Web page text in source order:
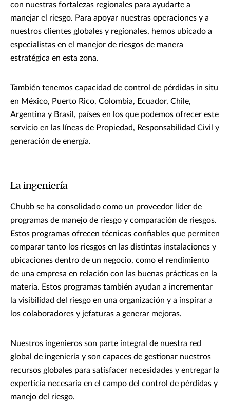
con nuestras fortalezas regionales para ayudarte a
manejar el riesgo. Para apoyar nuestras operaciones y a
nuestros clientes globales y regionales, hemos ubicado a
especialistas en el manejor de riesgos de manera
estratégica en esta zona.
También tenemos capacidad de control de pérdidas in situ
en México, Puerto Rico, Colombia, Ecuador, Chile,
Argentina y Brasil, países en los que podemos ofrecer este
servicio en las líneas de Propiedad, Responsabilidad Civil y
generación de energía.
La ingeniería
Chubb se ha consolidado como un proveedor líder de
programas de manejo de riesgo y comparación de riesgos.
Estos programas ofrecen técnicas confiables que permiten
comparar tanto los riesgos en las distintas instalaciones y
ubicaciones dentro de un negocio, como el rendimiento
de una empresa en relación con las buenas prácticas en la
materia. Estos programas también ayudan a incrementar
la visibilidad del riesgo en una organización y a inspirar a
los colaboradores y jefaturas a generar mejoras.
Nuestros ingenieros son parte integral de nuestra red
global de ingeniería y son capaces de gestionar nuestros
recursos globales para satisfacer necesidades y entregar la
experticia necesaria en el campo del control de pérdidas y
manejo del riesgo.